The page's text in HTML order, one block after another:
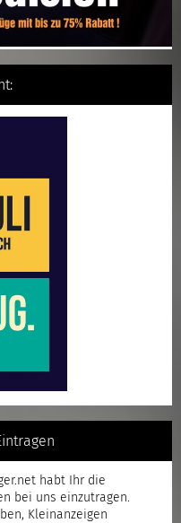
habt Ihr die
bei uns einzutragen.
Kleinanzeigen